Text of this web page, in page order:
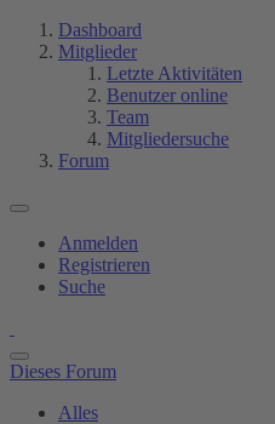
Dashboard
Mitglieder
Letzte Aktivitäten
Benutzer online
Team
Mitgliedersuche
Forum
Anmelden
Registrieren
Suche
Dieses Forum
Alles